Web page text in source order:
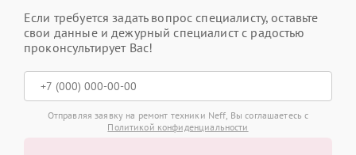
Если требуется задать вопрос специалисту, оставьте
свои данные и дежурный специалист с радостью
проконсультирует Вас!
Отправляя заявку на ремонт техники Neff, Вы соглашаетесь с
Политикой конфиденциальности